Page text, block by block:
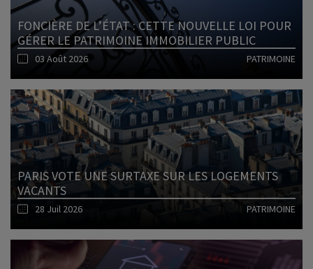
FONCIÈRE DE L’ÉTAT : CETTE NOUVELLE LOI POUR
GÉRER LE PATRIMOINE IMMOBILIER PUBLIC
03 Août 2026 PATRIMOINE
Lire l'article
PARIS VOTE UNE SURTAXE SUR LES LOGEMENTS
VACANTS
28 Juil 2026 PATRIMOINE
Lire l'article